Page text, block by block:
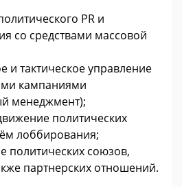
PR и
со средствами массовой
и тактическое управление
кампаниями
менеджмент);
политических
лоббирования;
политических союзов,
партнерских отношений.